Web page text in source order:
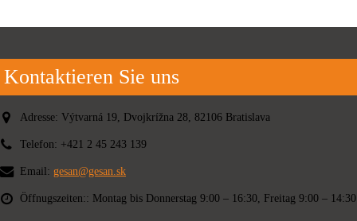
Kontaktieren Sie uns
Adresse: Výtvarná 19, Dvojkrížna 28, 82106 Bratislava
Telefon: +421 2 45 243 139
Email: gesan@gesan.sk
Öffnugszeiten:: Montag bis Donnerstag 9:00 – 16:30, Freitag 9:00 – 14:30